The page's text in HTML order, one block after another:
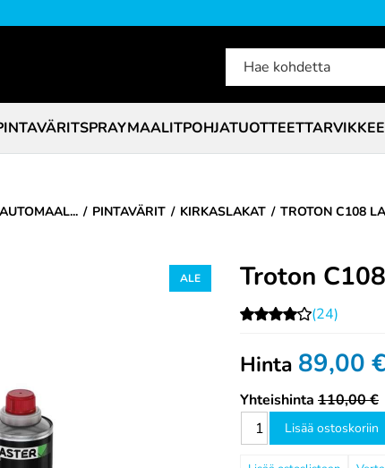
SPRAYMAALITPOHJATUOTTEET
PINTAVÄRIT KIRKASLAKAT TROTON C108
Troton
(24)
Hinta 89,00 €
Yhteishinta 110,00 €
Lisää ostoskoriin